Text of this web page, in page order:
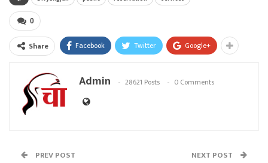
0
Share Facebook Twitter Google+
Admin 28621 Posts 0 Comments
PREV POST NEXT POST